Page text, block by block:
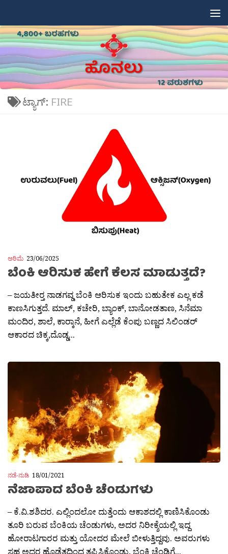
ಟ್ಯಾಗ್: FIRE
ಅರಿಮೆ 23/06/2025
ಬೆಂಕಿ ಆರಿಸುಕ ಹೇಗೆ ಕೆಲಸ ಮಾಡುತ್ತದೆ?
– ಜಯತೀರ‍್ತ ನಾಡಗವ್ಡ ಬೆಂಕಿ ಆರಿಸುಕ ಇಂದು ಬಹುತೇಕ ಎಲ್ಲ ಕಡೆ
ಕಾಣಸಿಗುತ್ತದೆ. ಮಾಲ್, ಕಚೇರಿ, ಬ್ಯಾಂಕ್, ಬಾನೋಡತಾಣ, ಸಿನೆಮಾ
ಮಂದಿರ, ಶಾಲೆ, ಕಾರ‍್ಕಾನೆ, ಹೀಗೆ ಎಲ್ಲೆಡೆ ಕೆಂಪು ಬಣ್ಣದ ಸಿಲಿಂಡರ್
ಆಕಾರದ ಚಿಕ್ಕ,ದೊಡ್ಡ...
ನಡೆ-ನುಡಿ 18/01/2021
ನೆಜಾಪಾದ ಬೆಂಕಿ ಚೆಂಡುಗಳು
– ಕೆ.ವಿ.ಶಶಿದರ. ಎಲ್ಲಿಂದಲೋ ದುತ್ತೆಂದು ಆಕಾಶದಲ್ಲಿ ಕಾಣಿಸಿಕೊಂಡು
ತೂರಿ ಬರುವ ಬೆಂಕಿಯ ಚೆಂಡುಗಳು, ಅದರ ನಿರೀಕ್ಶೆಯಲ್ಲಿ ಇದ್ದ
ಹೋರಾಟಗಾರರ ಮತ್ತು ಯೋದರ ಮೇಲೆ ಬೀಳುತ್ತಿದ್ದವು. ಅವರುಗಳು
ಸಹ ಅದರ ಹೊಡೆತದಿಂದ ತಪ್ಪಿಸಿಕೊಂಡು, ಬೆಂಕಿ ಚೆಂಡಿಗೆ...